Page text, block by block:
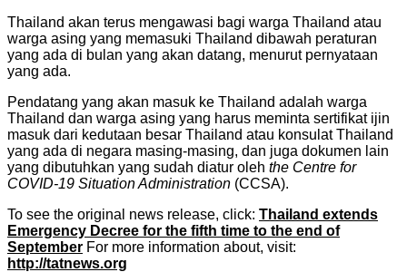
Thailand akan terus mengawasi bagi warga Thailand atau
warga asing yang memasuki Thailand dibawah peraturan
yang ada di bulan yang akan datang, menurut pernyataan
yang ada.
Pendatang yang akan masuk ke Thailand adalah warga
Thailand dan warga asing yang harus meminta sertifikat ijin
masuk dari kedutaan besar Thailand atau konsulat Thailand
yang ada di negara masing-masing, dan juga dokumen lain
yang dibutuhkan yang sudah diatur oleh the Centre for
COVID-19 Situation Administration (CCSA).
To see the original news release, click: Thailand extends
Emergency Decree for the fifth time to the end of
September For more information about, visit:
http://tatnews.org